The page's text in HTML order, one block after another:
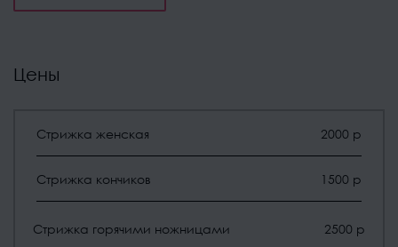
Цены
Стрижка женская 2000 р
Стрижка кончиков 1500 р
Стрижка горячими ножницами 2500 р